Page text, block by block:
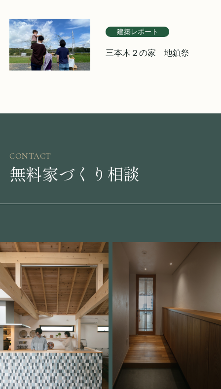
建築レポート
三本木２の家 地鎮祭
CONTACT
無料家づくり相談